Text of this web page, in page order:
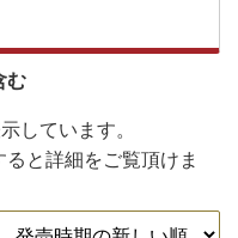
む
しています。
と詳細をご覧頂けま